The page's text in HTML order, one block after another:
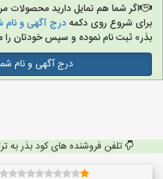
اگر شما هم تمایل دارید محصولات
برای شروع روی دکمهدرج آگهی و نام
بذر» ثبت نام نموده و سپس خودتان را
درج آگهی و نام
تلفن فروشنده های کود بذر به